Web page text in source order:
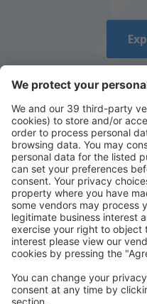
Descarcă aplicația